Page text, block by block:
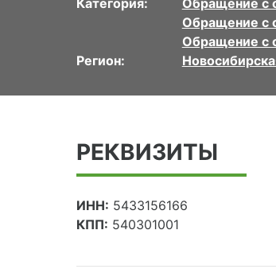
Категория: Обращение с
Обращение с
Обращение с
Регион:
РЕКВИЗИТЫ
ИНН: 5433156166
КПП: 540301001